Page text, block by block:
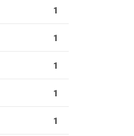
1
1
1
1
1